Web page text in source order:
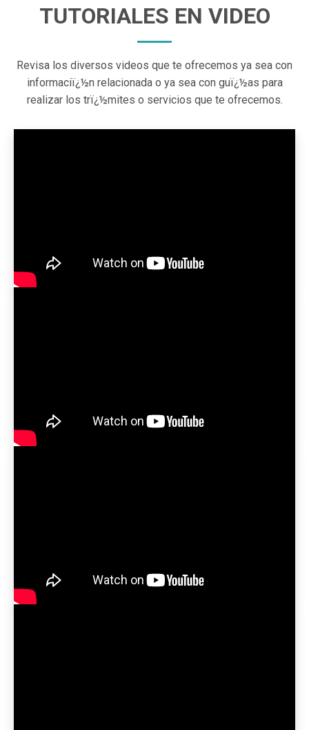
TUTORIALES EN VIDEO
Revisa los diversos videos que te ofrecemos ya sea con
informaciï¿½n relacionada o ya sea con guï¿½as para
realizar los trï¿½mites o servicios que te ofrecemos.